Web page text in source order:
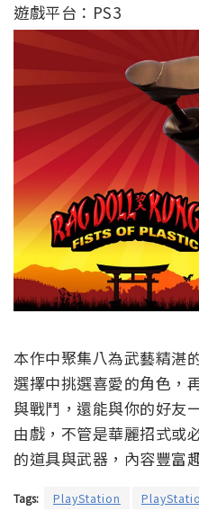
遊戲平台：PS3
本作中聚集八為武藝精湛
選擇中挑選喜愛的角色，
與戰鬥，還能與你的好友
由戲，不管是華麗招式或
的道具與武器，內容豐富
Tags: PlayStation